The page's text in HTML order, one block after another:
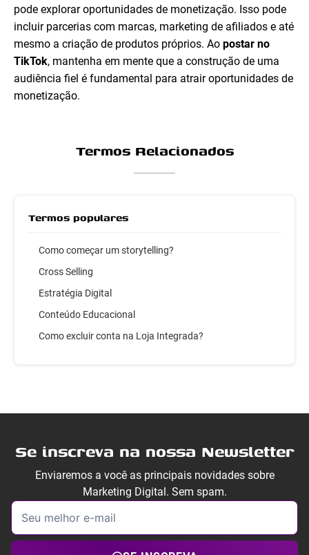
pode explorar oportunidades de monetização. Isso pode
incluir parcerias com marcas, marketing de afiliados e até
mesmo a criação de produtos próprios. Ao postar no
TikTok, mantenha em mente que a construção de uma
audiência fiel é fundamental para atrair oportunidades de
monetização.
Termos Relacionados
Termos populares
Como começar um storytelling?
Cross Selling
Estratégia Digital
Conteúdo Educacional
Como excluir conta na Loja Integrada?
Se inscreva na nossa Newsletter
Enviaremos a você as principais novidades sobre
Marketing Digital. Sem spam.